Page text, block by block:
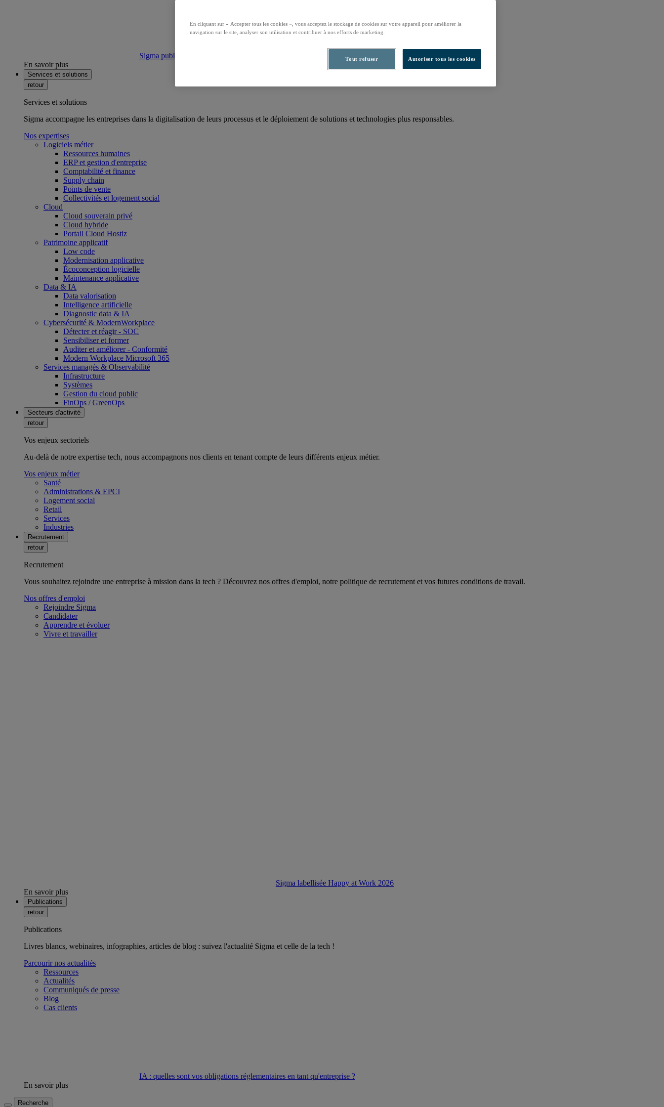
Sigma publie son bilan carbone annuel
En savoir plus
Services et solutions
retour
Services et solutions
Sigma accompagne les entreprises dans la digitalisation de leurs processus et le déploiement de solutions et technologies plus responsables.
Nos expertises
Logiciels métier
Ressources humaines
ERP et gestion d'entreprise
Comptabilité et finance
Supply chain
Points de vente
Collectivités et logement social
Cloud
Cloud souverain privé
Cloud hybride
Portail Cloud Hostiz
Patrimoine applicatif
Low code
Modernisation applicative
Écoconception logicielle
Maintenance applicative
Data & IA
Data valorisation
Intelligence artificielle
Diagnostic data & IA
Cybersécurité & ModernWorkplace
Détecter et réagir - SOC
Sensibiliser et former
Auditer et améliorer - Conformité
Modern Workplace Microsoft 365
Services managés & Observabilité
Infrastructure
Systèmes
Gestion du cloud public
FinOps / GreenOps
Secteurs d'activité
retour
Vos enjeux sectoriels
Au-delà de notre expertise tech, nous accompagnons nos clients en tenant compte de leurs différents enjeux métier.
Vos enjeux métier
Santé
Administrations & EPCI
Logement social
Retail
Services
Industries
Recrutement
retour
Recrutement
Vous souhaitez rejoindre une entreprise à mission dans la tech ? Découvrez nos offres d'emploi, notre politique de recrutement et vos futures conditions de travail.
Nos offres d'emploi
Rejoindre Sigma
Candidater
Apprendre et évoluer
Vivre et travailler
Sigma labellisée Happy at Work 2026
En savoir plus
Publications
retour
Publications
Livres blancs, webinaires, infographies, articles de blog : suivez l'actualité Sigma et celle de la tech !
Parcourir nos actualités
Ressources
Actualités
Communiqués de presse
Blog
Cas clients
IA : quelles sont vos obligations réglementaires en tant qu'entreprise ?
En savoir plus
Recherche
En cliquant sur « Accepter tous les cookies », vous acceptez le stockage de cookies sur votre appareil pour améliorer la
navigation sur le site, analyser son utilisation et contribuer à nos efforts de marketing.
Tout refuser Autoriser tous les cookies